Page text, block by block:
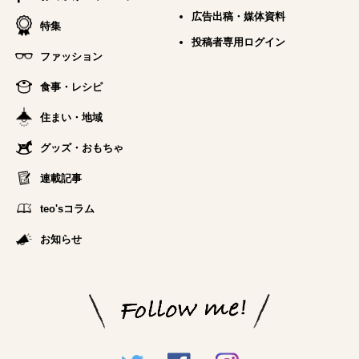
特集
ファッション
食事・レシピ
住まい・地域
グッズ・おもちゃ
連載記事
teo'sコラム
お知らせ
広告出稿・媒体資料
投稿者専用ログイン